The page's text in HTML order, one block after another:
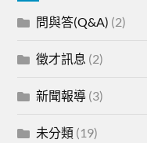
問與答(Q&A) (2)
徵才訊息 (2)
新聞報導 (3)
未分類 (19)